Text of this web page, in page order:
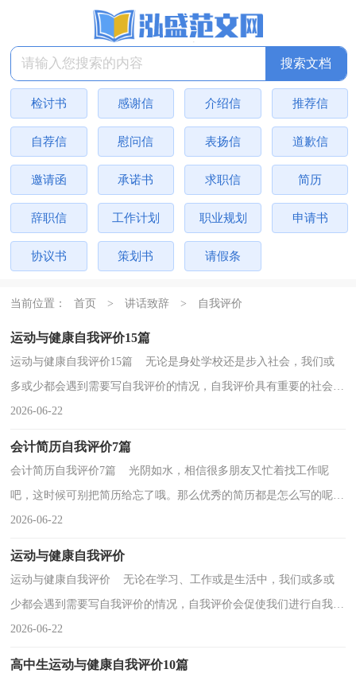
检讨书 感谢信 介绍信 推荐信
自荐信 慰问信 表扬信 道歉信
邀请函 承诺书 求职信 简历
辞职信 工作计划 职业规划 申请书
协议书 策划书 请假条
当前位置： 首页 > 讲话致辞 > 自我评价
运动与健康自我评价15篇
运动与健康自我评价15篇 无论是身处学校还是步入社会，我们或
多或少都会遇到需要写自我评价的情况，自我评价具有重要的社会功
能。写起自我评价来就毫无头绪？下面是小编整理的...
2026-06-22
会计简历自我评价7篇
会计简历自我评价7篇 光阴如水，相信很多朋友又忙着找工作呢
吧，这时候可别把简历给忘了哦。那么优秀的简历都是怎么写的呢？
以下是小编精心整理的会计简历自我评价，希望能够帮...
2026-06-22
运动与健康自我评价
运动与健康自我评价 无论在学习、工作或是生活中，我们或多或
少都会遇到需要写自我评价的情况，自我评价会促使我们进行自我验
证，从而为自我发展提供动力。那么，怎么去写自我评...
2026-06-22
高中生运动与健康自我评价10篇